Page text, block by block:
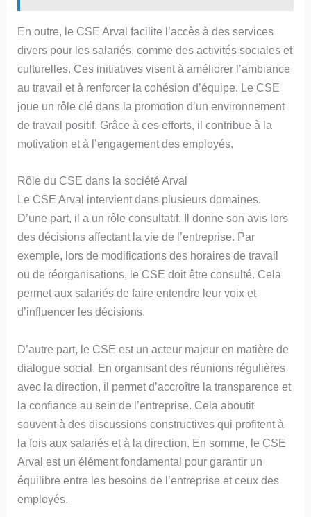
En outre, le CSE Arval facilite l’accès à des services
divers pour les salariés, comme des activités sociales et
culturelles. Ces initiatives visent à améliorer l’ambiance
au travail et à renforcer la cohésion d’équipe. Le CSE
joue un rôle clé dans la promotion d’un environnement
de travail positif. Grâce à ces efforts, il contribue à la
motivation et à l’engagement des employés.
Rôle du CSE dans la société Arval
Le CSE Arval intervient dans plusieurs domaines.
D’une part, il a un rôle consultatif. Il donne son avis lors
des décisions affectant la vie de l’entreprise. Par
exemple, lors de modifications des horaires de travail
ou de réorganisations, le CSE doit être consulté. Cela
permet aux salariés de faire entendre leur voix et
d’influencer les décisions.
D’autre part, le CSE est un acteur majeur en matière de
dialogue social. En organisant des réunions régulières
avec la direction, il permet d’accroître la transparence et
la confiance au sein de l’entreprise. Cela aboutit
souvent à des discussions constructives qui profitent à
la fois aux salariés et à la direction. En somme, le CSE
Arval est un élément fondamental pour garantir un
équilibre entre les besoins de l’entreprise et ceux des
employés.